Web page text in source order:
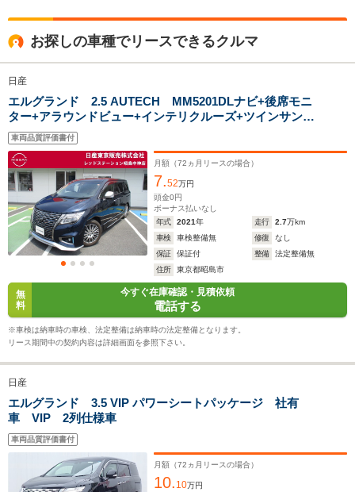
サイズ
WLTCモード
燃費
駆動方式
全高
1.79m～1.81m
全幅
1.83m～1.85m
ホイールベース
-m
FF、4WD
1.95m
全幅
1.85m
10.2～17.8km/L
└市街地:7.1～
└郊外:10.1～
FF、4WD
お探しの車種でリースできるクルマ
日産
エルグランド 2.5 AUTECH MM5201DLナビ+後席モニ
ター+アラウンドビュー+インテリクルーズ+ツインサンル
ーフ
車両品質評価書付
月額（72 ヵ月リースの場合）
7.52万円
頭金0円
ボーナス払いなし
年式
2021年 走行 2.7万km
車検
車検整備無 修復
なし
保証
保証付 整備
法定整備無
住所
東京都昭島市
無
料
今すぐ在庫確認・見積依頼
電話する
※車検は納車時の車検、法定整備は納車時の法定整備となります。
リース期間中の契約内容は詳細画面を参照下さい。
日産
エルグランド 3.5 VIP パワーシートパッケージ 社有
車 VIP 2列仕様車
車両品質評価書付
月額（72 ヵ月リースの場合）
10. 10万円